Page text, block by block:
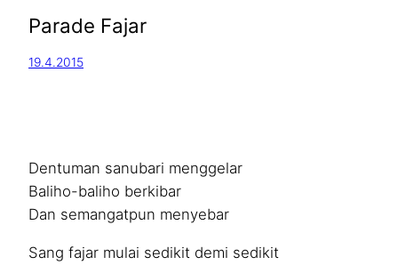
Parade Fajar
19.4.2015
Dentuman sanubari menggelar
Baliho-baliho berkibar
Dan semangatpun menyebar
Sang fajar mulai sedikit demi sedikit